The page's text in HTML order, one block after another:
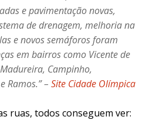
e pavimentação novas,
de drenagem, melhoria na
e novos semáforos foram
em bairros como Vicente de
Campinho,
Ramos.” – Site Cidade Olímpica
ruas, todos conseguem ver: